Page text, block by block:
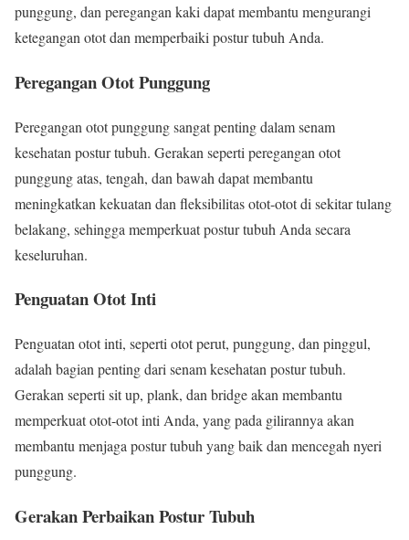
punggung, dan peregangan kaki dapat membantu mengurangi
ketegangan otot dan memperbaiki postur tubuh Anda.
Peregangan Otot Punggung
Peregangan otot punggung sangat penting dalam senam
kesehatan postur tubuh. Gerakan seperti peregangan otot
punggung atas, tengah, dan bawah dapat membantu
meningkatkan kekuatan dan fleksibilitas otot-otot di sekitar tulang
belakang, sehingga memperkuat postur tubuh Anda secara
keseluruhan.
Penguatan Otot Inti
Penguatan otot inti, seperti otot perut, punggung, dan pinggul,
adalah bagian penting dari senam kesehatan postur tubuh.
Gerakan seperti sit up, plank, dan bridge akan membantu
memperkuat otot-otot inti Anda, yang pada gilirannya akan
membantu menjaga postur tubuh yang baik dan mencegah nyeri
punggung.
Gerakan Perbaikan Postur Tubuh